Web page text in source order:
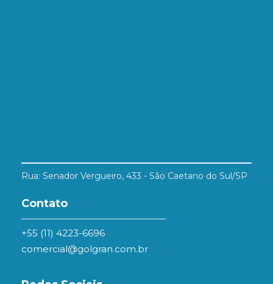
Rua: Senador Vergueiro, 433 - São Caetano do Sul/SP
Contato
+55 (11) 4223-6696
comercial@golgran.com.br